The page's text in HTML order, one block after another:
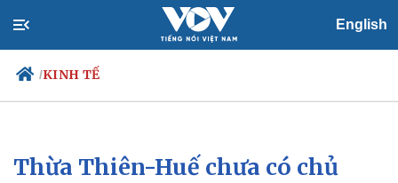
English
/KINH TẾ
Chính trị
Xã hội
Thừa Thiên-Huế chưa có chủ